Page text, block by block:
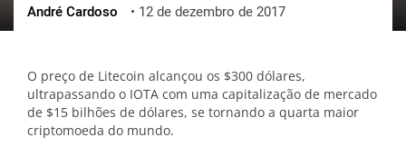
ქართული
André Cardoso • 12 de dezembro de 2017
O preço de Litecoin alcançou os $300 dólares,
ultrapassando o IOTA com uma capitalização de mercado
de $15 bilhões de dólares, se tornando a quarta maior
criptomoeda do mundo.